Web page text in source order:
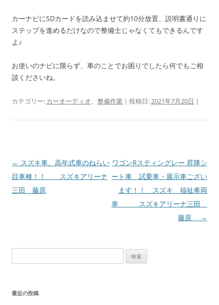
カーナビにSDカードを読み込ませて約10分放置、説明書通りに
ステップを進めるだけなので整備士じゃなくてもできるんです
よ♪
お使いのナビに限らず、車のことでお困りでしたら何でもご相
談くださいね。
カテゴリー: カーオーディオ、 整備作業 | 投稿日:2021年7月20日 |
投
稿
ナ
← スズキ車、高年式車のねらい
目車種！！ スズキアリーナ
三田 藤原
ワゴンRスティングレー 昇降シ
ート車 試乗車・展示車ござい
ます！！ スズキ 福祉車両
車 スズキアリーナ三田
藤原
→
索:
最近の投稿